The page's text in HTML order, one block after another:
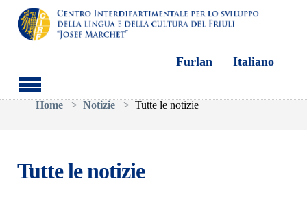
Skip to main content
Furlan Italiano
You are here:
Home
Notizie Tutte le notizie
Tutte le notizie